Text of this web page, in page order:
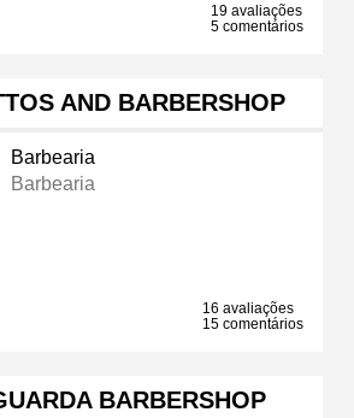
19 avaliações
5 comentários
AND BARBERSHOP
Barbearia
Barbearia
16 avaliações
15 comentários
BARBERSHOP